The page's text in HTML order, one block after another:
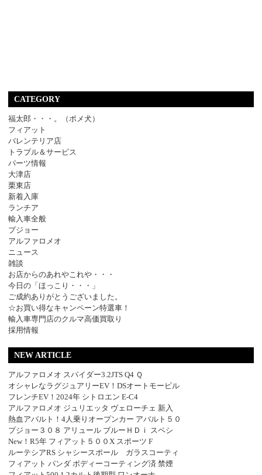
CATEGORY
福太郎・・・。（ポメ犬）
フィアット
バレンテリア店
トラブル＆サービス
パーツ情報
大津店
栗東店
新着入庫
ランチア
輸入車全般
プジョー
アルファロメオ
ニュース
雑談
お店からのあれやこれや・・・
今日の「ほっこり・・・」
ご成約ありがとうございました。
☆お買い得なキャンペーン特選車！
輸入車専門店のクルマ高価買取り
採用情報
NEW ARTICLE
アルファロメオ スパイダー3.2JTS Q4 Ｑ
オシャレなラグジュアリーEV！DSオートモービル
フレンチEV！2024年 シトロエン E-C4
アルファロメオ ジュリエッタ ヴェローチェ 新入
熱血アバルト！4人乗りオープンカー アバルト５０
プジョー３０８ アリュール ブルーＨＤｉ スペシ
New！R5年 フィアット５００X スポーツ F
ルーテシアRS シャシースポール ガラスコーティ
フィアット パンダ ボディーコーティング済 禁煙